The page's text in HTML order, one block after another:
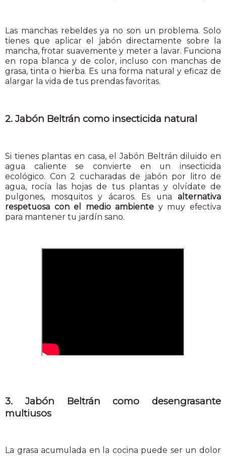
Las manchas rebeldes ya no son un problema. Solo
tienes que aplicar el jabón directamente sobre la
mancha, frotar suavemente y meter a lavar. Funciona
en ropa blanca y de color, incluso con manchas de
grasa, tinta o hierba. Es una forma natural y eficaz de
alargar la vida de tus prendas favoritas.
2. Jabón Beltrán como insecticida natural
Si tienes plantas en casa, el Jabón Beltrán diluido en
agua caliente se convierte en un insecticida
ecológico. Con 2 cucharadas de jabón por litro de
agua, rocía las hojas de tus plantas y olvídate de
pulgones, mosquitos y ácaros. Es una alternativa
respetuosa con el medio ambiente y muy efectiva
para mantener tu jardín sano.
3. Jabón Beltrán como desengrasante
multiusos
La grasa acumulada en la cocina puede ser un dolor